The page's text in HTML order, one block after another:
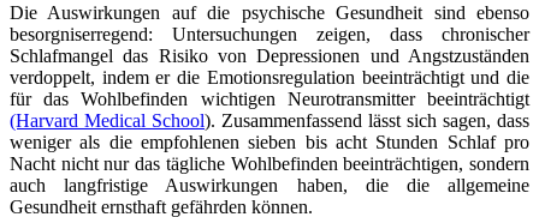
Die Auswirkungen auf die psychische Gesundheit sind ebenso
besorgniserregend: Untersuchungen zeigen, dass chronischer
Schlafmangel das Risiko von Depressionen und Angstzuständen
verdoppelt, indem er die Emotionsregulation beeinträchtigt und die
für das Wohlbefinden wichtigen Neurotransmitter beeinträchtigt
(Harvard Medical School). Zusammenfassend lässt sich sagen, dass
weniger als die empfohlenen sieben bis acht Stunden Schlaf pro
Nacht nicht nur das tägliche Wohlbefinden beeinträchtigen, sondern
auch langfristige Auswirkungen haben, die die allgemeine
Gesundheit ernsthaft gefährden können.